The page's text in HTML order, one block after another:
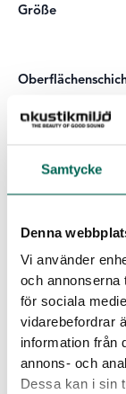
Samtycke
Denna
Vi använder
och annonserna
för sociala
vidarebefordrar
information från
annons- och
Dessa kan i sin
Größe
Menge
Produktdetails
Rahmen: Gerade
Verdeckter
Kern
Grau
Keine Emissionen: